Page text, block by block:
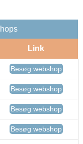
Link
Besøg webshop
Besøg webshop
Besøg webshop
Besøg webshop